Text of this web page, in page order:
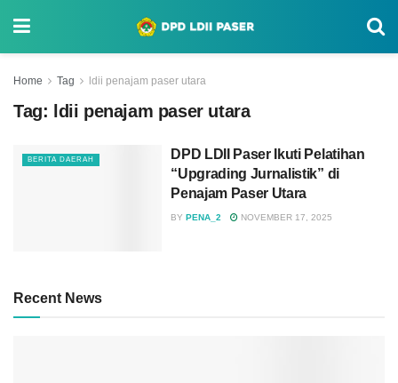
Home Tag ldii penajam paser utara
Tag: ldii penajam paser utara
BERITA DAERAH
DPD LDII Paser Ikuti Pelatihan
“Upgrading Jurnalistik” di
Penajam Paser Utara
BY PENA_2 NOVEMBER 17, 2025
Recent News